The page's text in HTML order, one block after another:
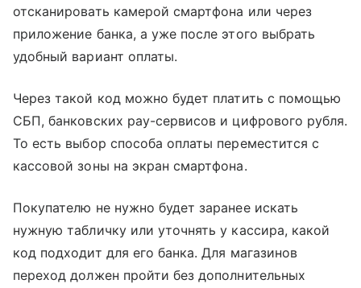
отсканировать камерой смартфона или через
приложение банка, а уже после этого выбрать
удобный вариант оплаты.
Через такой код можно будет платить с помощью
СБП, банковских pay-сервисов и цифрового рубля.
То есть выбор способа оплаты переместится с
кассовой зоны на экран смартфона.
Покупателю не нужно будет заранее искать
нужную табличку или уточнять у кассира, какой
код подходит для его банка. Для магазинов
переход должен пройти без дополнительных